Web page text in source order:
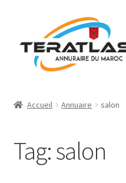
navigation
contenu
Annuaire
Accueil Annuaire salon
Tag: salon